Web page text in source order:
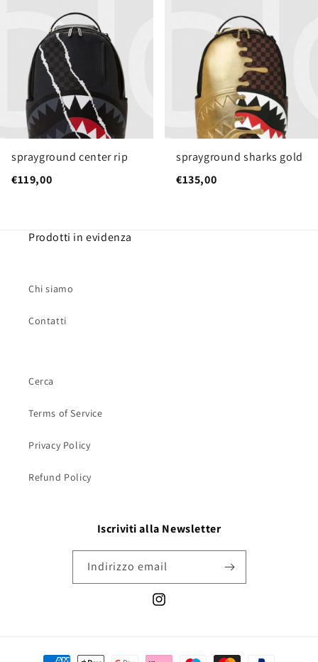
sprayground center rip
€119,00
sprayground sharks gold
€135,00
Prodotti in evidenza
Chi siamo
Contatti
Cerca
Terms of Service
Privacy Policy
Refund Policy
Iscriviti alla Newsletter
Indirizzo email
Instagram
Metodi